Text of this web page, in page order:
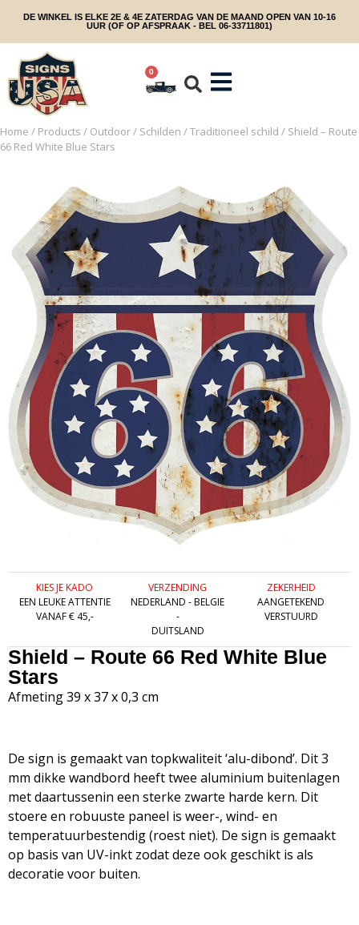
DE WINKEL IS ELKE 2E & 4E ZATERDAG VAN DE MAAND OPEN VAN 10-16
UUR (OF OP AFSPRAAK - BEL 06-33711801)
0
Home / Products / Outdoor/ Schilden /Traditioneel schild / Shield – Route
66 Red White Blue Stars
KIES JE KADO
EEN LEUKE ATTENTIE
VANAF € 45,-
VERZENDING
NEDERLAND - BELGIE
-
DUITSLAND
ZEKERHEID
AANGETEKEND
VERSTUURD
Shield – Route 66 Red White Blue
Stars
Afmeting 39 x 37 x 0,3 cm
De sign is gemaakt van topkwaliteit ‘alu-dibond’. Dit 3
mm dikke wandbord heeft twee aluminium buitenlagen
met daartussenin een sterke zwarte harde kern. Dit
stoere en robuuste paneel is weer-, wind- en
temperatuurbestendig (roest niet). De sign is gemaakt
op basis van UV-inkt zodat deze ook geschikt is als
decoratie voor buiten.